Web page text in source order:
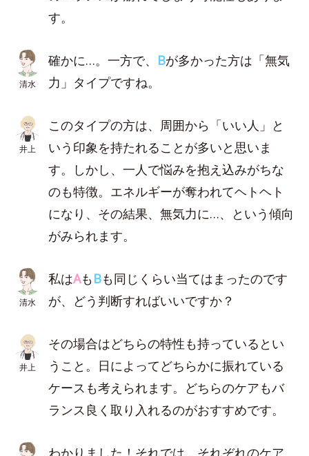
す。
清水
確かに…。一方で、 Bが多かった方は「無気
力」タイプですね。
井上
このタイプの方は、周囲から「いい人」と
いう印象を持たれることが多いと思いま
す。しかし、一人で悩みを抱え込みがちな
のも特徴。エネルギーが奪われてヘトヘト
になり、その結果、無気力に…、という傾向
がみられます。
清水
私はAも Bも同じくらい当てはまったのです
が、どう判断すればいいですか？
井上
その場合はどちらの特性も持っているとい
うこと。日によってどちらかに振れている
ケースも考えられます。どちらのケアもバ
ランス良く取り入れるのがおすすめです。
わかりました！それでは、それぞれのケア